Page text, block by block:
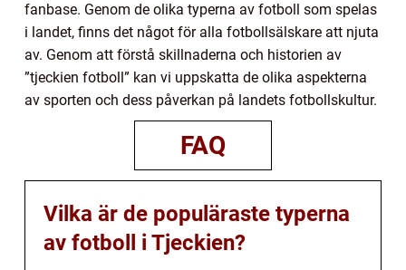
fanbase. Genom de olika typerna av fotboll som spelas
i landet, finns det något för alla fotbollsälskare att njuta
av. Genom att förstå skillnaderna och historien av
”tjeckien fotboll” kan vi uppskatta de olika aspekterna
av sporten och dess påverkan på landets fotbollskultur.
FAQ
Vilka är de populäraste typerna
av fotboll i Tjeckien?